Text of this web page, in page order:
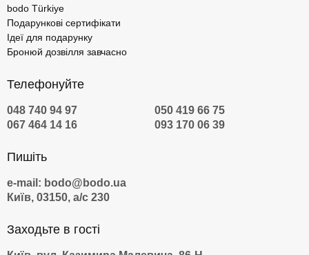
bodo Türkiye
Подарункові сертифікати
Ідеї для подарунку
Бронюй дозвілля завчасно
Телефонуйте
048 740 94 97
050 419 66 75
067 464 14 16
093 170 06 39
Пишіть
e-mail: bodo@bodo.ua
Київ, 03150, а/с 230
Заходьте в гості